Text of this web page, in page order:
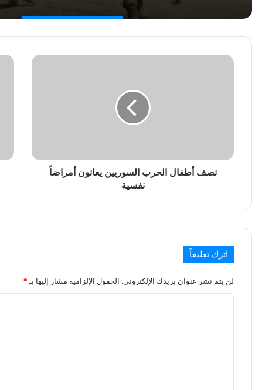
نصف أطفال الحرب السوريين يعانون أمراضاً
نفسية
اترك تعليقاً
لن يتم نشر عنوان بريدك الإلكتروني. الحقول الإلزامية مشار إليها بـ *